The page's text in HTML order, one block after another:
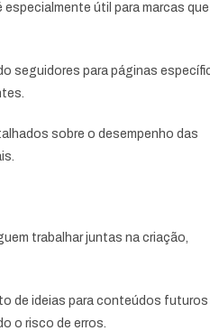
útil para marcas que
seguidores para páginas
sobre o desempenho das
trabalhar juntas na criação,
de ideias para conteúdos futuros
o risco de erros.